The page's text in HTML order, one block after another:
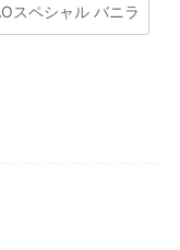
スペシャル バニラ